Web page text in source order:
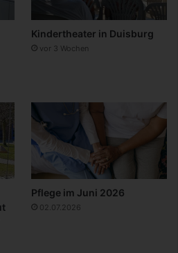
Kindertheater in Duisburg
vor 3 Wochen
Pflege im Juni 2026
02.07.2026